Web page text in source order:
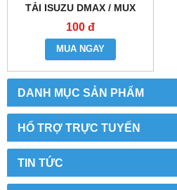
DANH MỤC SẢN PHẨM
HỔ TRỢ TRỰC TUYẾN
TIN TỨC
TẢI ISUZU DMAX / MUX
4JJ1/ 4JK1
100 đ
MUA NGAY